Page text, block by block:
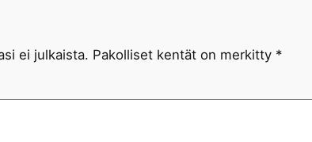
ei julkaista. Pakolliset kentät on merkitty *